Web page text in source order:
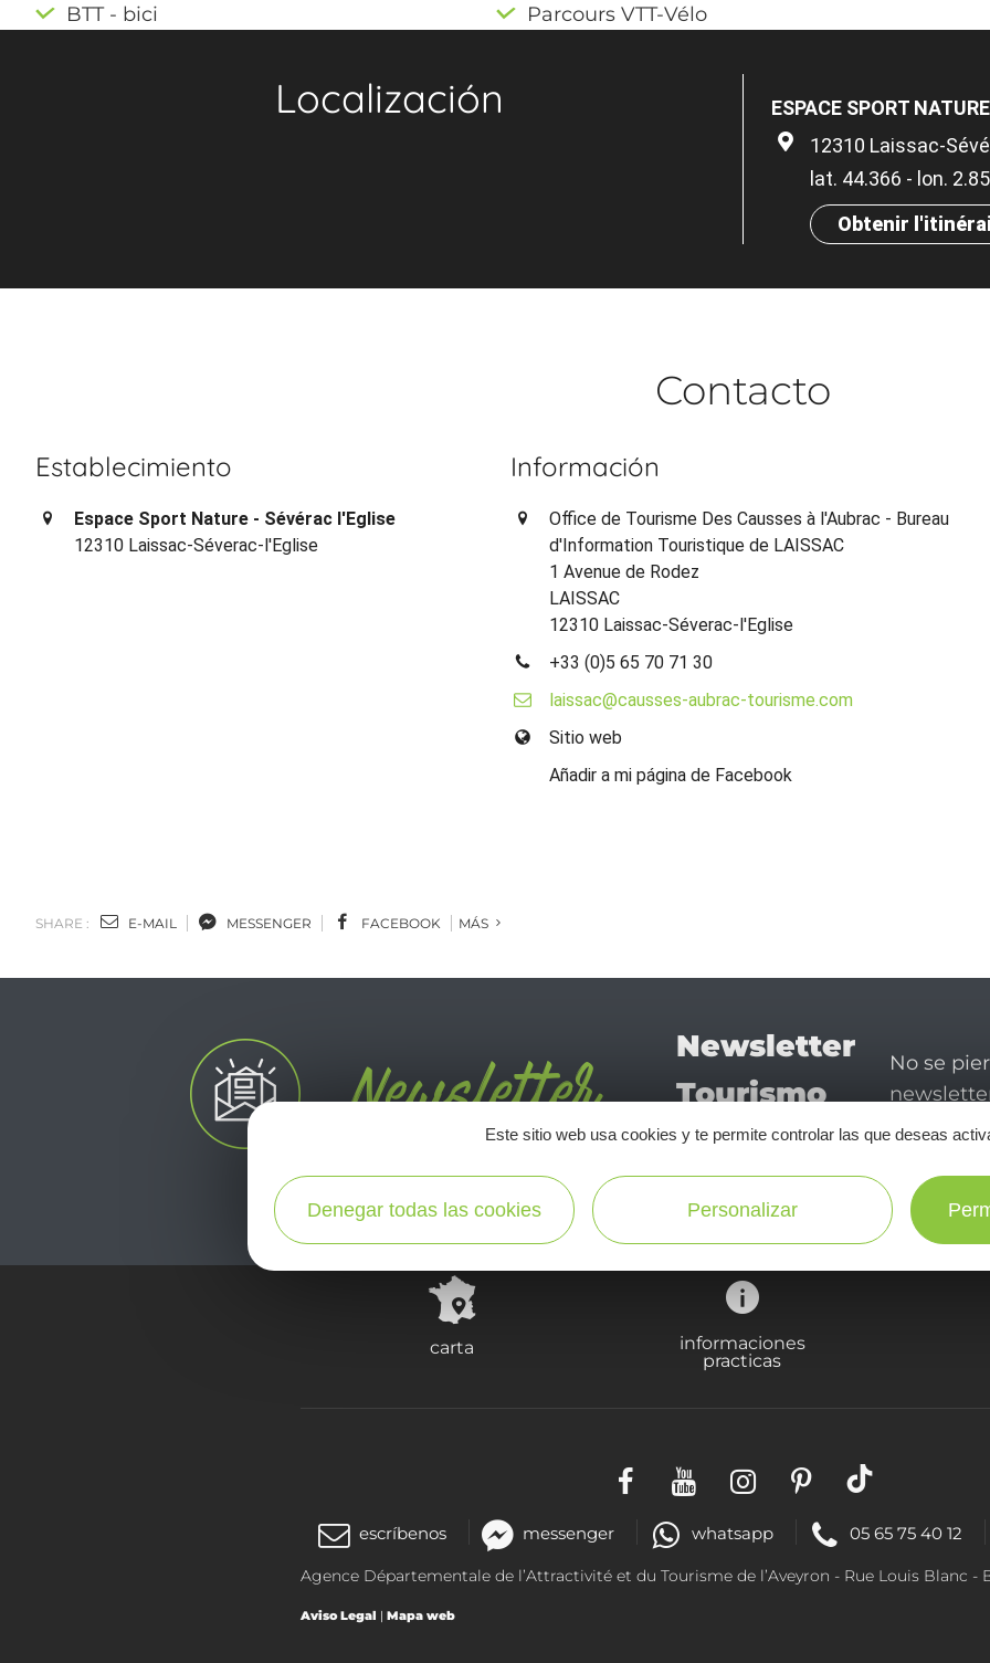
BTT - bici Parcours VTT-Vélo
Localización
ESPACE SPORT
12310 Laissac-
lat. 44.366 - lon.
Obtenir
Contacto
Establecimiento
Espace Sport Nature - Sévérac l'Eglise
12310 Laissac-Séverac-l'Eglise
Información
Office de Tourisme Des Causses à l'Aubrac - Bureau
d'Information Touristique de LAISSAC
1 Avenue de Rodez
LAISSAC
12310 Laissac-Séverac-l'Eglise
+33 (0)5 65 70 71 30
laissac@causses-aubrac-tourisme.com
Sitio web
Añadir a mi página de Facebook
SHARE : E-MAIL MESSENGER FACEBOOK MÁS
Newsletter
Tourismo
en Aveyron
No se
disfrutar
¡SUSCRÍBASE A NUESTRO NEWSLETTER AQUÍ!
carta
informaciones
practicas
escríbenos messenger whatsapp 05 65 75 40 12
Agence Départementale de l’Attractivité et du Tourisme de l’Aveyron - Rue Louis Blanc -
Aviso Legal | Mapa web
Este sitio web usa cookies y te permite controlar las que deseas
Denegar todas las cookies Personalizar